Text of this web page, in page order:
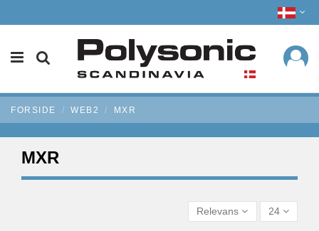
FORSIDE WEB2 MXR
MXR
Relevans 24